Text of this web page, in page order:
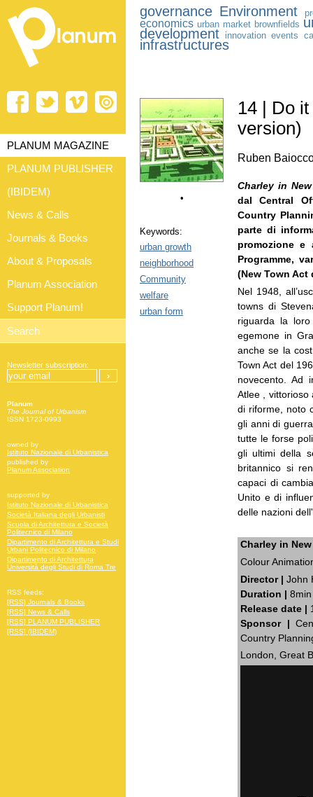
governance Environment
economics urban market brownfields
development innovation events
infrastructures
•
Keywords:
urban growth
neighborhood
Community
welfare
urban form
14 | Do
version)
Ruben
Charley in
dal Central
Country
parte di
promozione e
Programme,
(New Town Act
Nel 1948,
towns di
riguarda la
egemone in
anche se la
Town Act del
novecento. Ad
Atlee , vittorioso
di riforme, noto
gli anni di
tutte le forse
gli ultimi della
britannico si
capaci di
Unito e di
delle nazioni
Charley in
Colour
Director | John
Duration |
Release date |
Sponsor |
Country
London, Great
PLANUM MAGAZINE
PLANUM PUBLISHER
(IBIDEM)
News & Calls
Journals & Books
About & Proposals
Planum Association
Support Planum!
Newsletter subscription:
Planum
The Journal of Urbanism
ISSN 1723-0993
owned by
Istituto Nazionale di Urbanistica
published by
Planum Association
supported by
Istituto Nazionale di Urbanistica
Società Italiana degli Urbanisti
Scuola di Architettura e Società
Politecnico di Milano
Dipartimento di Architettura e Studi
Urbani Politecnico di Milano
Dipartimento di Architettura
Università degli Studi di Roma Tre
RSS feeds:
[RSS] Journals & Books
[RSS] News & Calls
[RSS] PLANUM PUBLISHER
[RSS] (IBIDEM)